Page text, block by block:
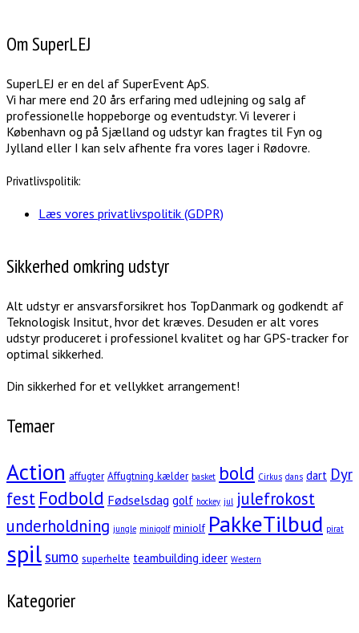
Om SuperLEJ
SuperLEJ er en del af SuperEvent ApS.
Vi har mere end 20 års erfaring med udlejning og salg af
professionelle hoppeborge og eventudstyr. Vi leverer i
København og på Sjælland og udstyr kan fragtes til Fyn og
Jylland eller I kan selv afhente fra vores lager i Rødovre.
Privatlivspolitik:
Læs vores privatlivspolitik (GDPR)
Sikkerhed omkring udstyr
Alt udstyr er ansvarsforsikret hos TopDanmark og godkendt af
Teknologisk Insitut, hvor det kræves. Desuden er alt vores
udstyr produceret i professionel kvalitet og har GPS-tracker for
optimal sikkerhed.
Din sikkerhed for et vellykket arrangement!
Temaer
Action affugter Affugtning kælder basket bold Cirkus dans dart Dyr
fest Fodbold Fødselsdag golf hockey jul julefrokost
underholdning jungle minigolf miniolf PakkeTilbud pirat
spilsumo superhelte teambuilding ideer Western
Kategorier